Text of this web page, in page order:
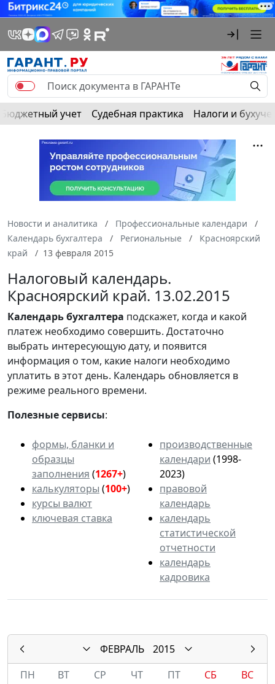
Бюджетный учет Судебная практика Налоги и
Новости и аналитика
Профессиональные календари
Календарь бухгалтера
Региональные
Красноярский
край
13 февраля 2015
Налоговый календарь.
Красноярский край. 13.02.2015
Календарьбухгалтера подскажет, когда и какой
платеж необходимо совершить. Достаточно
выбрать интересующую дату, и появится
информация о том, какие налоги необходимо
уплатить в этот день. Календарь обновляется в
режиме реального времени.
Полезные сервисы:
формы, бланки и
образцы
заполнения (1267+)
калькуляторы (100+)
курсы валют
ключевая ставка
производственные
календари (1998-
2023)
правовой
календарь
календарь
статистической
отчетности
календарь
кадровика
ФЕВРАЛЬ
2015
ПН
ВТ СР ЧТ ПТ СБ
ВС